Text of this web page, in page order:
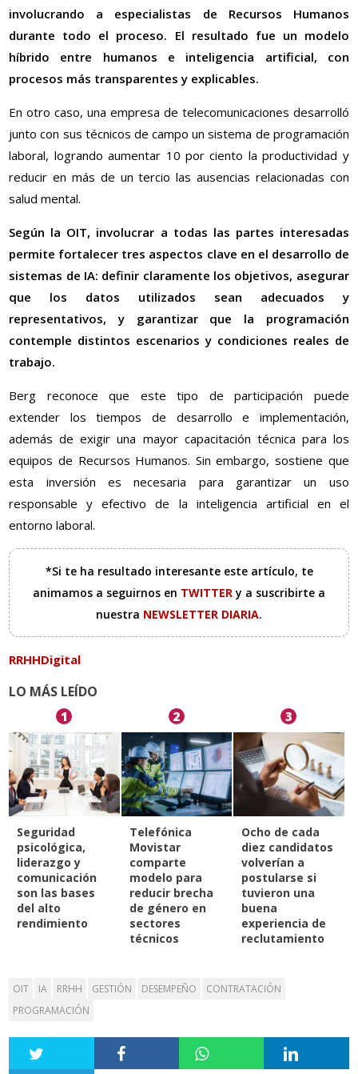
involucrando a especialistas de Recursos Humanos
durante todo el proceso. El resultado fue un modelo
híbrido entre humanos e inteligencia artificial, con
procesos más transparentes y explicables.
En otro caso, una empresa de telecomunicaciones desarrolló
junto con sus técnicos de campo un sistema de programación
laboral, logrando aumentar 10 por ciento la productividad y
reducir en más de un tercio las ausencias relacionadas con
salud mental.
Según la OIT, involucrar a todas las partes interesadas
permite fortalecer tres aspectos clave en el desarrollo de
sistemas de IA: definir claramente los objetivos, asegurar
que los datos utilizados sean adecuados y
representativos, y garantizar que la programación
contemple distintos escenarios y condiciones reales de
trabajo.
Berg reconoce que este tipo de participación puede
extender los tiempos de desarrollo e implementación,
además de exigir una mayor capacitación técnica para los
equipos de Recursos Humanos. Sin embargo, sostiene que
esta inversión es necesaria para garantizar un uso
responsable y efectivo de la inteligencia artificial en el
entorno laboral.
*Si te ha resultado interesante este artículo, te
animamos a seguirnos en TWITTERy a suscribirte a
nuestra NEWSLETTER DIARIA.
RRHHDigital
LO MÁS LEÍDO
1
Seguridad
psicológica,
liderazgo y
comunicación
son las bases
del alto
rendimiento
2
Telefónica
Movistar
comparte
modelo para
reducir brecha
de género en
sectores
técnicos
3
Ocho de cada
diez candidatos
volverían a
postularse si
tuvieron una
buena
experiencia de
reclutamiento
OIT IA RRHH GESTIÓN DESEMPEÑO
CONTRATACIÓN
PROGRAMACIÓN